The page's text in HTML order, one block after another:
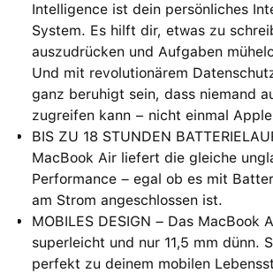
Intelligence ist dein persönliches
System. Es hilft dir, etwas zu
auszudrücken und Aufgaben
Und mit revolutionärem
ganz beruhigt sein, dass niemand
zugreifen kann − nicht einmal
BIS ZU 18 STUNDEN
MacBook Air liefert die gleiche
Performance – egal ob es mit
am Strom angeschlossen ist.
MOBILES DESIGN – Das MacBook
superleicht und nur 11,5 mm dünn.
perfekt zu deinem mobilen